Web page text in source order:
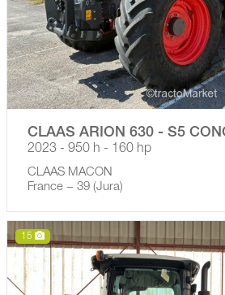
CLAAS ARION 630 - S5
2023 - 950 h - 160 hp
CLAAS MACON
France − 39 (Jura)
15